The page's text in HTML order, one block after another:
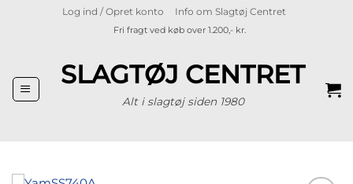
Log ind / Opret konto Info om Slagtøj Centret
Fri fragt ved køb over 1.200,- kr.
SLAGTØJ CENTRET
Alt i slagtøj siden 1980